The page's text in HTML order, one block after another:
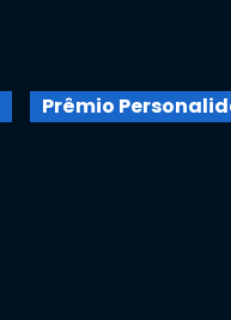
Prêmio